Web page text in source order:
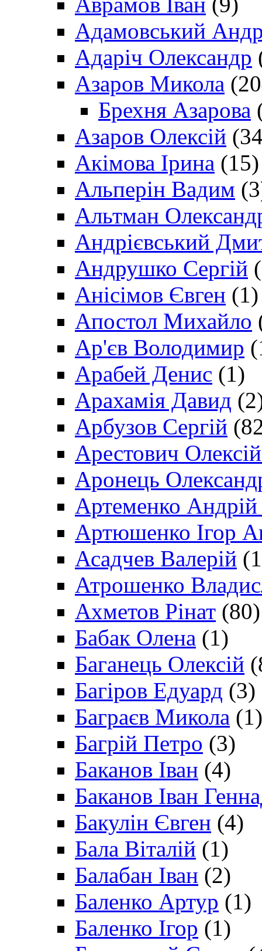
Адамовський
Адаріч Олександр
Азаров Микола
Брехня Азарова
Азаров Олексій
Акімова Ірина (15)
Альперін Вадим
Альтман
Андрієвський
Андрушко Сергій
Анісімов Євген (1)
Апостол Михайло
Ар'єв Володимир
Арабей Денис (1)
Арахамія Давид
Арбузов Сергій
Арестович
Аронець
Артеменко Андрій
Артюшенко Ігор
Асадчев Валерій
Атрошенко
Ахметов Рінат (80)
Бабак Олена (1)
Баганець Олексій
Багіров Едуард (3)
Баграєв Микола (1)
Багрій Петро (3)
Баканов Іван (4)
Баканов Іван
Бакулін Євген (4)
Бала Віталій (1)
Балабан Іван (2)
Баленко Артур (1)
Баленко Ігор (1)